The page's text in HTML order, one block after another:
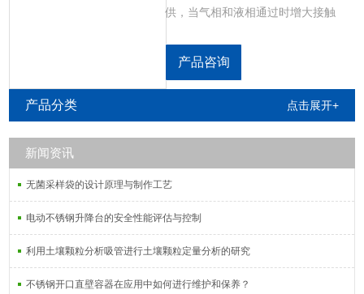
供，当气相和液相通过时增大接触
具有耐腐蚀、过滤效率高的特点。
玻璃弹簧填料层析柱用填充料精由上
海书培实验设备有限公司提供，当气
层析柱、分溜塔内填料用,具有耐腐
蚀、过滤效率高的特点。
产品咨询
产品分类 点击展开+
新闻资讯
无菌采样袋的设计原理与制作工艺
电动不锈钢升降台的安全性能评估与控制
利用土壤颗粒分析吸管进行土壤颗粒定量分析的研究
不锈钢开口直壁容器在应用中如何进行维护和保养？